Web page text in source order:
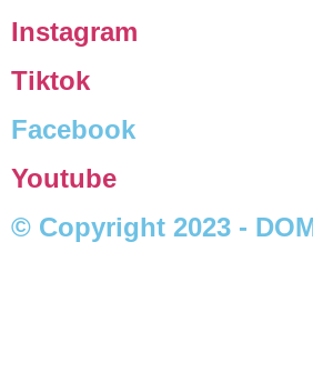
Instagram
Tiktok
Facebook
Youtube
© Copyright 2023 -